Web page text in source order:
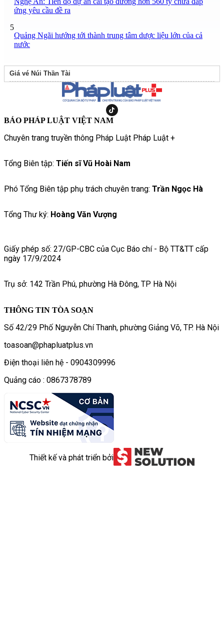
ứng yêu cầu đề ra
5
Quảng Ngãi hướng tới thành trung tâm dược liệu lớn của cả
nước
Giá vé Núi Thần Tài
BÁO PHÁP LUẬT VIỆT NAM
Chuyên trang truyền thông Pháp Luật Pháp Luật +
Tổng Biên tập: Tiến sĩ Vũ Hoài Nam
Phó Tổng Biên tập phụ trách chuyên trang: Trần Ngọc Hà
Tổng Thư ký: Hoàng Văn Vượng
Giấy phép số: 27/GP-CBC của Cục Báo chí - Bộ TT&TT cấp
ngày 17/9/2024
Trụ sở: 142 Trần Phú, phường Hà Đông, TP Hà Nội
THÔNG TIN TÒA SOẠN
Số 42/29 Phố Nguyễn Chí Thanh, phường Giảng Võ, TP. Hà Nội
toasoan@phapluatplus.vn
Điện thoại liên hệ - 0904309996
Quảng cáo : 0867378789
Thiết kế và phát triển bởi